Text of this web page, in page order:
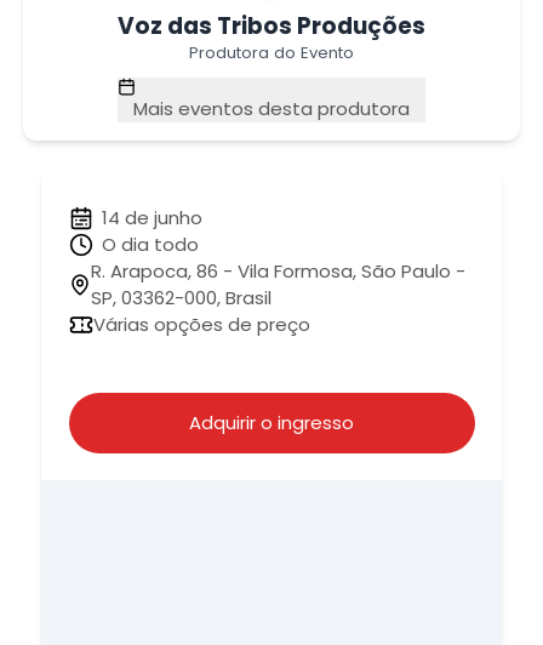
Voz das Tribos Produções
Produtora do Evento
Mais eventos desta produtora
14 de junho
O dia todo
R. Arapoca, 86 - Vila Formosa, São Paulo -
SP, 03362-000, Brasil
Várias opções de preço
Adquirir o ingresso